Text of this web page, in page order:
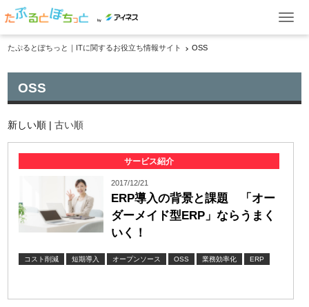
by
製品一覧
資料ダウンロード お問い合わせ
たぷるとぽちっと｜ITに関するお役立ち情報サイト OSS
OSS
新しい順 |古い順
サービス紹介
2017/12/21
ERP導入の背景と課題 「オー
ダーメイド型ERP」ならうまく
いく！
コスト削減 短期導入 オープンソース OSS 業務効率化 ERP